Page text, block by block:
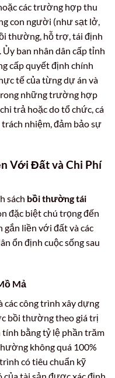
các trường hợp thu
con người (như sạt lở,
thường, hỗ trợ, tái định
ban nhân dân cấp tỉnh
cấp quyết định chính
tế của từng dự án và
những trường hợp
trả hoặc do tổ chức, cá
nhiệm, đảm bảo sự
Với Đất và Chi Phí
sách bồi thường tái
đặc biệt chú trọng đến
liền với đất và các
ổn định cuộc sống sau
Mả
công trình xây dựng
bồi thường theo giá trị
tính bằng tỷ lệ phần trăm
không quá 100%
có tiêu chuẩn kỹ